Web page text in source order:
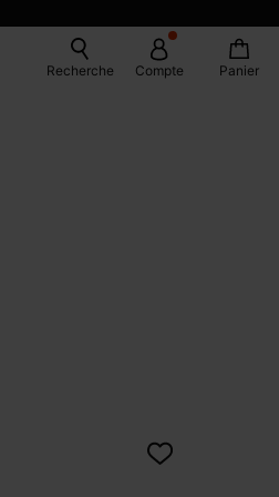
Recherche Compte Panier